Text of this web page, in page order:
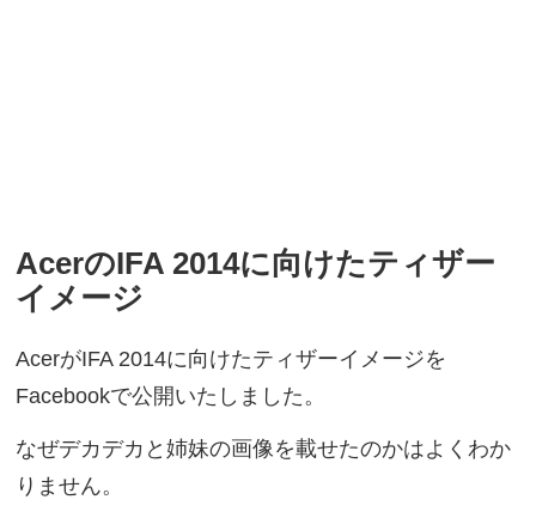
AcerのIFA 2014に向けたティザー
イメージ
AcerがIFA 2014に向けたティザーイメージを
Facebookで公開いたしました。
なぜデカデカと姉妹の画像を載せたのかはよくわか
りません。